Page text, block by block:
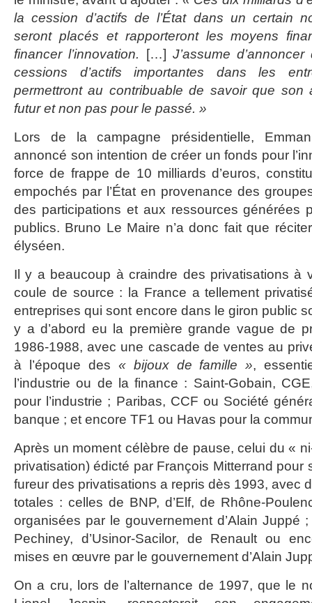
la cession d’actifs de l’État dans un certain
seront placés et rapporteront les moyens
financer l’innovation.
[…] J’assume
cessions d’actifs importantes dans les
permettront au contribuable de savoir que
futur et non pas pour le passé. »
Lors de la campagne présidentielle,
annoncé son intention de créer un fonds pour
force de frappe de 10 milliards d’euros,
empochés par l’État en provenance des
des participations et aux ressources générées
publics. Bruno Le Maire n’a donc fait que
élyséen.
Il y a beaucoup à craindre des privatisations à
coule de source : la France a tellement
entreprises qui sont encore dans le giron public
y a d’abord eu la première grande vague de
1986-1988, avec une cascade de ventes au
à l’époque des « bijoux de famille »,
l’industrie ou de la finance : Saint-Gobain,
pour l’industrie ; Paribas, CCF ou Société
banque ; et encore TF1 ou Havas pour la
Après un moment célèbre de pause, celui du «
privatisation) édicté par François Mitterrand pour
fureur des privatisations a repris dès 1993, avec
totales : celles de BNP, d’Elf, de Rhône-
organisées par le gouvernement d’Alain Juppé
Pechiney, d’Usinor-Sacilor, de Renault ou
mises en œuvre par le gouvernement d’Alain
On a cru, lors de l’alternance de 1997, que le